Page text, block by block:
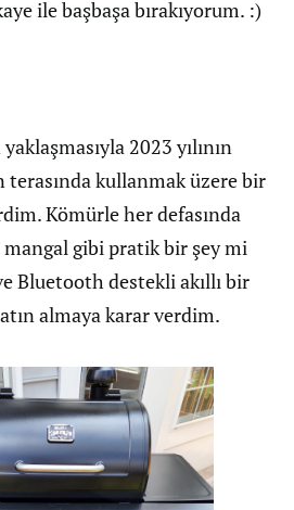
ile başbaşa bırakıyorum. :)
2023 yılının
terasında kullanmak üzere bir
Kömürle her defasında
mangal gibi pratik bir şey mi
Bluetooth destekli akıllı bir
almaya karar verdim.